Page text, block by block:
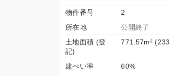
物件番号 2
所在地
公開終了
土地面積 (登
記)
771.57m²
建ぺい率
60%